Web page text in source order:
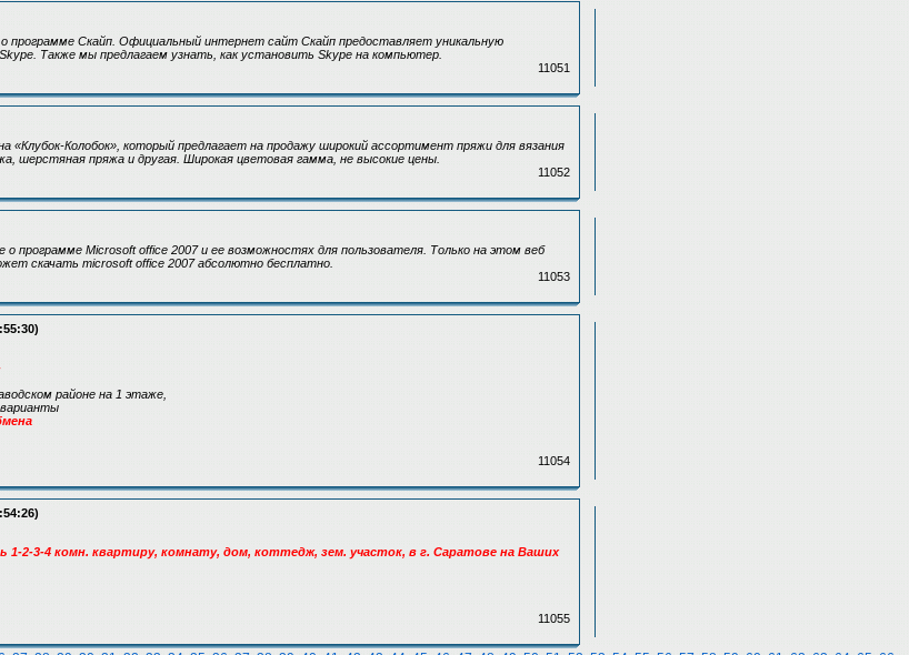
о программе Скайп. Официальный интернет сайт Скайп предоставляет уникальную
Также мы предлагаем узнать, как установить Skype на компьютер.
11051
«Клубок-Колобок», который предлагает на продажу широкий ассортимент пряжи для вязания
шерстяная пряжа и другая. Широкая цветовая гамма, не высокие цены.
11052
программе Microsoft office 2007 и ее возможностях для пользователя. Только на этом веб
скачать microsoft office 2007 абсолютно бесплатно.
11053
районе на 1 этаже,
11054
2-3-4 комн. квартиру, комнату, дом, коттедж, зем. участок, в г. Саратове на Ваших
11055